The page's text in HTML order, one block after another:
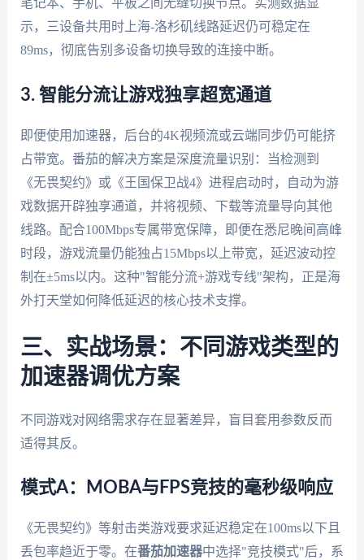
笔记本、手机、平板之间无缝切换节点。实测数据显
示，三设备共用时上海-洛杉矶线路延迟仍可稳定在
89ms，彻底告别多设备切换导致的连接中断。
3. 智能分流让游戏独享超宽通道
即便使用加速器，后台的4K视频流或云端同步仍可能挤
占带宽。番茄的解决方案是深度流量识别：当检测到
《无畏契约》或《王国保卫战4》进程启动时，自动为游
戏数据开辟独享通道，并将视频、下载等流量导向其他
线路。配合100Mbps专属带宽保障，即便在悉尼晚间高峰
时段，游戏流量仍能独占15Mbps以上带宽，延迟波动控
制在±5ms以内。这种"智能分流+游戏专线"架构，正是海
外打天堂如何降低延迟的核心技术支撑。
三、实战场景：不同游戏类型的
加速器调优方案
不同游戏对网络需求存在显著差异，盲目套用参数反而
适得其反。
模式A：MOBA与FPS竞技的毫秒级响应
《无畏契约》等射击类游戏要求延迟稳定在100ms以下且
丢包率趋近于零。在番茄加速器中选择"竞技模式"后，系